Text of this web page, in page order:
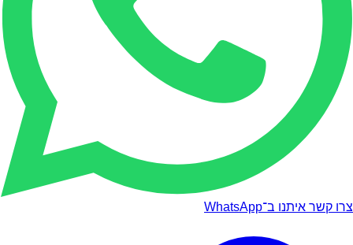
צרו קשר איתנו ב־WhatsApp